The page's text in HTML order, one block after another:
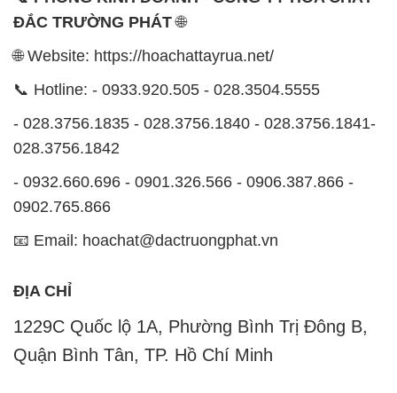
ĐẮC TRƯỜNG PHÁT🌐
🌐 Website: https://hoachattayrua.net/
📞 Hotline: - 0933.920.505 - 028.3504.5555
- 028.3756.1835 - 028.3756.1840 - 028.3756.1841-
028.3756.1842
- 0932.660.696 - 0901.326.566 - 0906.387.866 -
0902.765.866
📧 Email: hoachat@dactruongphat.vn
ĐỊA CHỈ
1229C Quốc lộ 1A, Phường Bình Trị Đông B,
Quận Bình Tân, TP. Hồ Chí Minh